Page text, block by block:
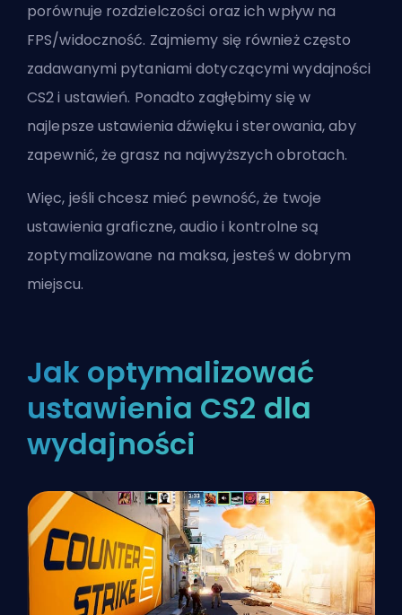
porównuje rozdzielczości oraz ich wpływ na
FPS/widoczność. Zajmiemy się również często
zadawanymi pytaniami dotyczącymi wydajności
CS2 i ustawień. Ponadto zagłębimy się w
najlepsze ustawienia dźwięku i sterowania, aby
zapewnić, że grasz na najwyższych obrotach.
Więc, jeśli chcesz mieć pewność, że twoje
ustawienia graficzne, audio i kontrolne są
zoptymalizowane na maksa, jesteś w dobrym
miejscu.
Jak optymalizować
ustawienia CS2 dla
wydajności